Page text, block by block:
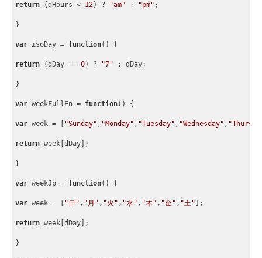
return (dHours < 12) ? "am" : "pm" ;
}
var isoDay = function( ) {
return (dDay == 0) ? "7" : dDay;
}
var weekFullEn = function( ) {
var week = "Sunday" , "Monday" , "Tuesday" , "Wednesday" ,
return week [dDay ;
}
var weekJp = function( ) {
var week = "日" , "月" , "火" , "水" , "木" , "金" , "土" ;
return week [dDay ;
}